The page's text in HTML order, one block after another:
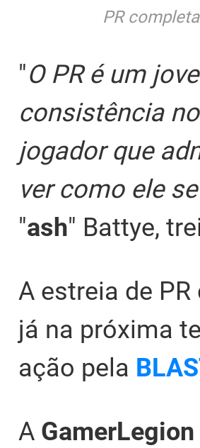
PR
"O PR é um
consistência
jogador que
ver como ele
"ash" Battye,
A estreia de
já na próxima
ação pela
A GamerLegion